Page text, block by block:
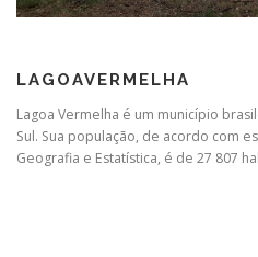
LAGOAVERMELHA
Lagoa Vermelha é um município
Sul. Sua população, de acordo com
Geografia e Estatística, é de 27 807